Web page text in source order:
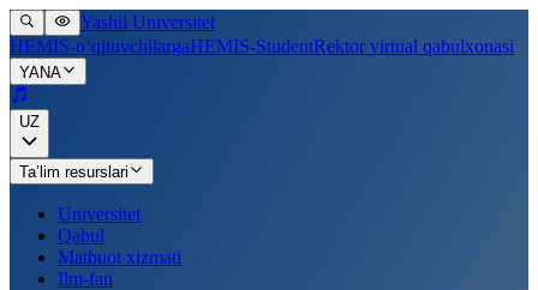
Yashil Universitet
HEMIS-o‘qituvchilargaHEMIS-StudentRektor virtual qabulxonasi
YANA
UZ
Ta’lim resurslari
Universitet
Qabul
Matbuot xizmati
Ilm-fan